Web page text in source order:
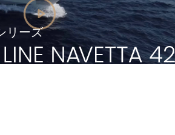
リーズ